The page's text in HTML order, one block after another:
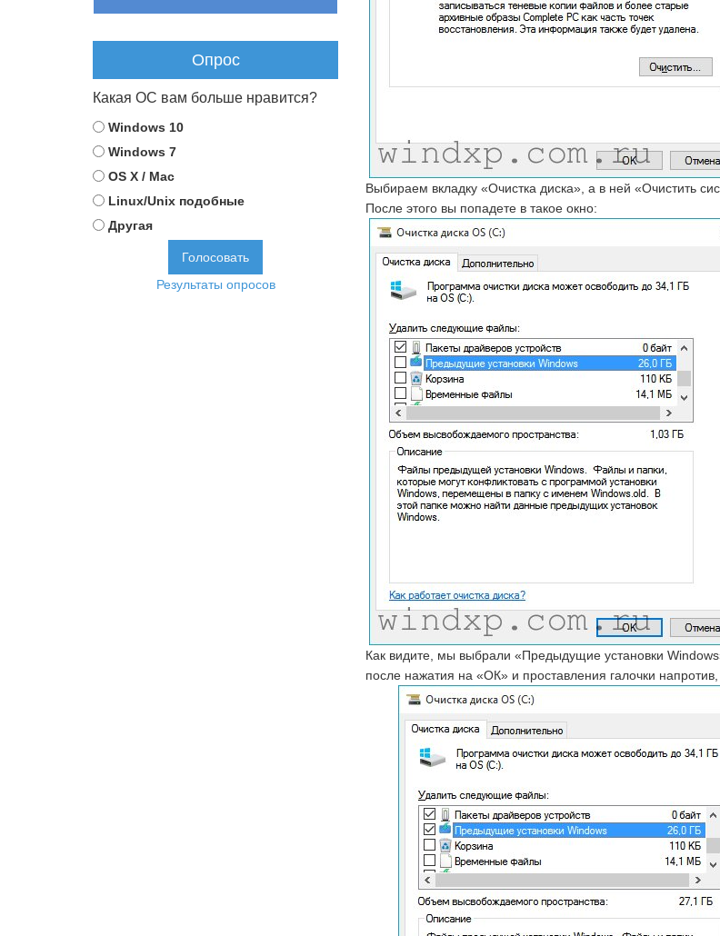
Выбираем вкладку «Очистка диска», а в ней «Очистить
После этого вы попадете в такое окно:
Как видите, мы выбрали «Предыдущие установки
после нажатия на «ОК» и проставления галочки
Опрос
Какая ОС вам больше нравится?
Windows 10
Windows 7
OS X / Mac
Linux/Unix подобные
Другая
Результаты опросов